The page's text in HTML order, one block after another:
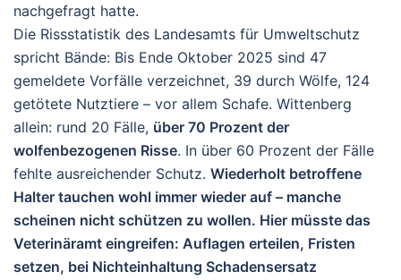
nachgefragt hatte.
Die Rissstatistik des Landesamts für Umweltschutz
spricht Bände: Bis Ende Oktober 2025 sind 47
gemeldete Vorfälle verzeichnet, 39 durch Wölfe, 124
getötete Nutztiere – vor allem Schafe. Wittenberg
allein: rund 20 Fälle, über 70 Prozent der
wolfenbezogenen Risse. In über 60 Prozent der Fälle
fehlte ausreichender Schutz. Wiederholt betroffene
Halter tauchen wohl immer wieder auf – manche
scheinen nicht schützen zu wollen. Hier müsste das
Veterinäramt eingreifen: Auflagen erteilen, Fristen
setzen, bei Nichteinhaltung Schadensersatz